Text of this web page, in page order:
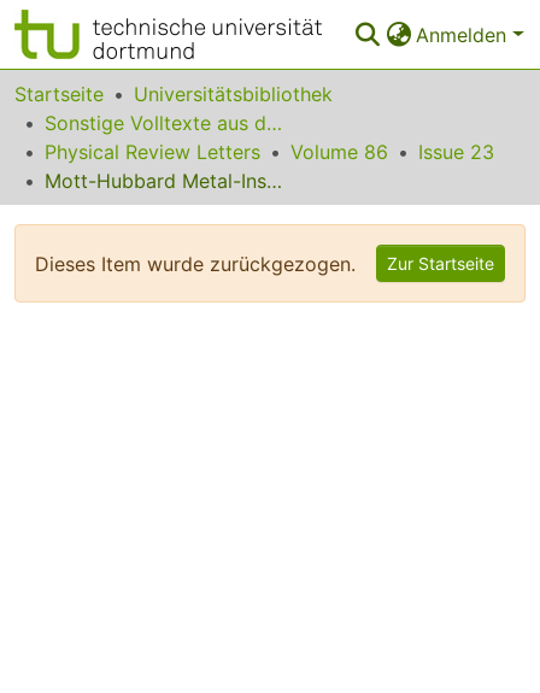
Anmelden
Bereiche & Sammlungen
Das gesamte Repositorium
Statistiken
Startseite
Universitätsbibliothek
Sonstige Volltexte aus dem Bibliotheksangebot
Physical Review Letters
Volume 86
Issue 23
Mott-Hubbard Metal-Insulator Transition in Paramagnetic V2O3: An LDA + DMFT(QMC) Study
Dieses Item wurde zurückgezogen. Zur Startseite